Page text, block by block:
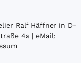
Ralf Häffner in D-
4a | eMail: